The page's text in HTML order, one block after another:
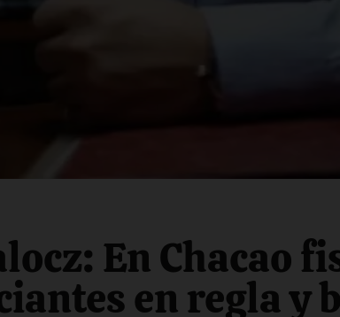
En Chacao
en regla y